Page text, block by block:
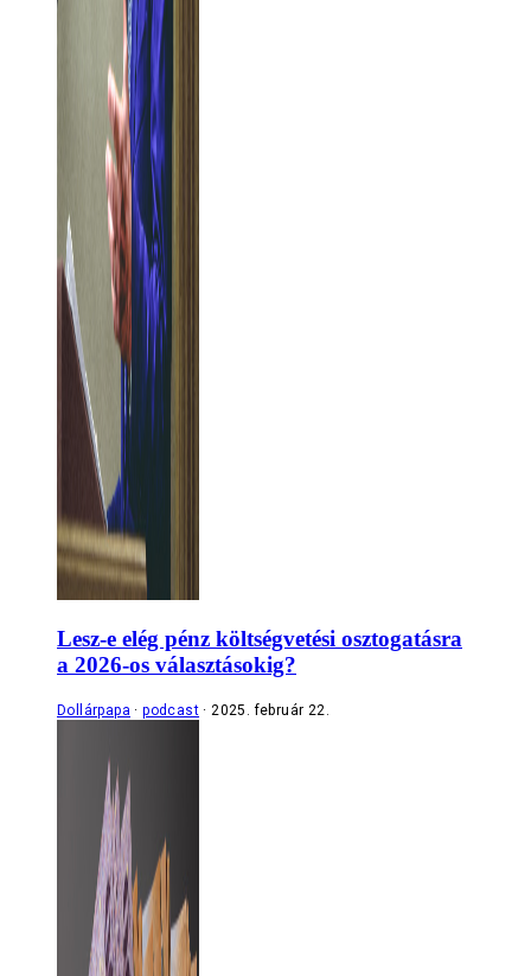
Lesz-e elég pénz költségvetési osztogatásra
a 2026-os választásokig?
Dollárpapa podcast 2025. február 22.